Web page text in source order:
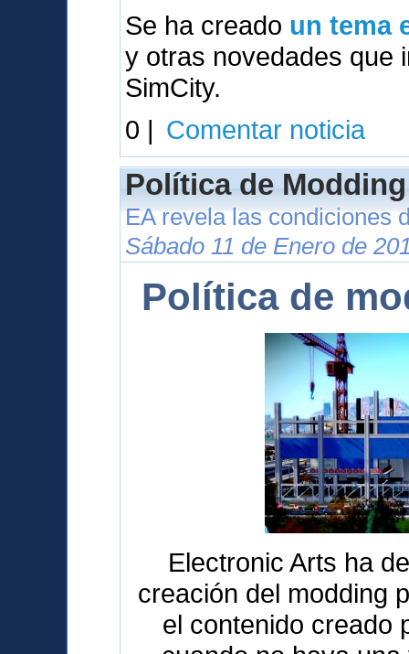
Se ha creado un tema
y otras novedades que
SimCity.
0 | Comentar noticia
Política de
EA revela las condiciones
Sábado 11 de Enero de
Política de
Electronic Arts ha
creación del modding
el contenido creado